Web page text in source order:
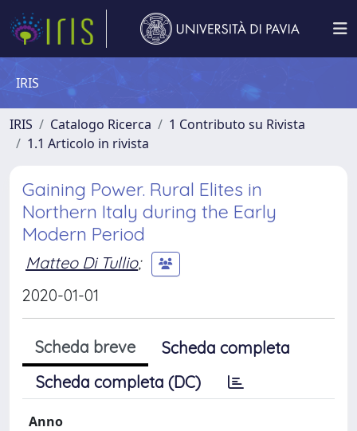
IRIS
IRIS Catalogo Ricerca
1 Contributo su Rivista
1.1 Articolo in rivista
Gaining Power. Rural Elites in
Northern Italy during the Early
Modern Period
Matteo Di Tullio;
2020-01-01
Scheda breve
Scheda completa
Scheda completa (DC)
Anno